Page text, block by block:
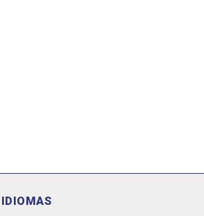
IDIOMAS